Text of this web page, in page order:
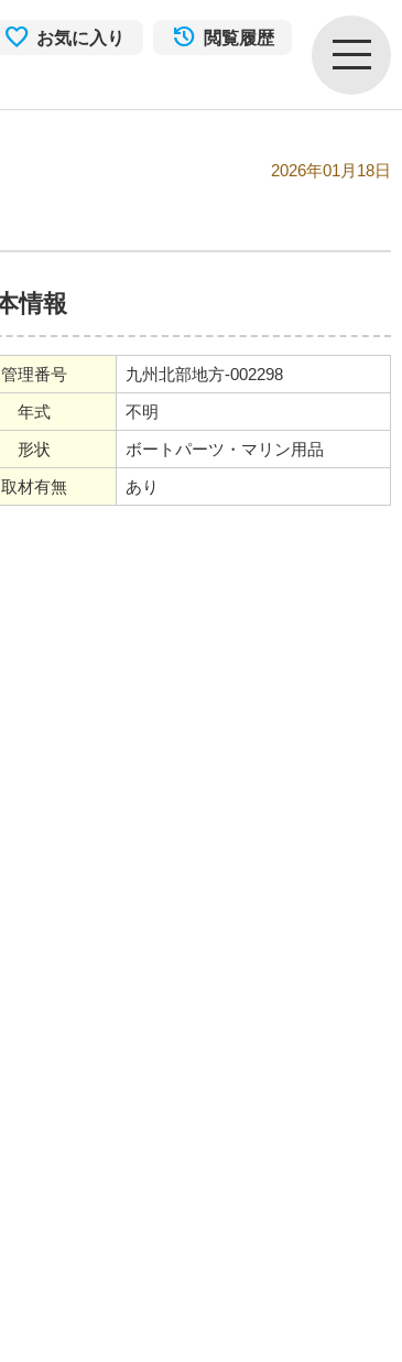
お気に入り 閲覧履歴
2026年01月18日
情報
管理番号
九州北部地方-002298
年式
不明
形状
ボートパーツ・マリン用品
取材有無
あり